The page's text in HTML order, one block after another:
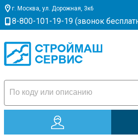
г. Москва, ул. Дорожная, 3к6
8-800-101-19-19 (звонок